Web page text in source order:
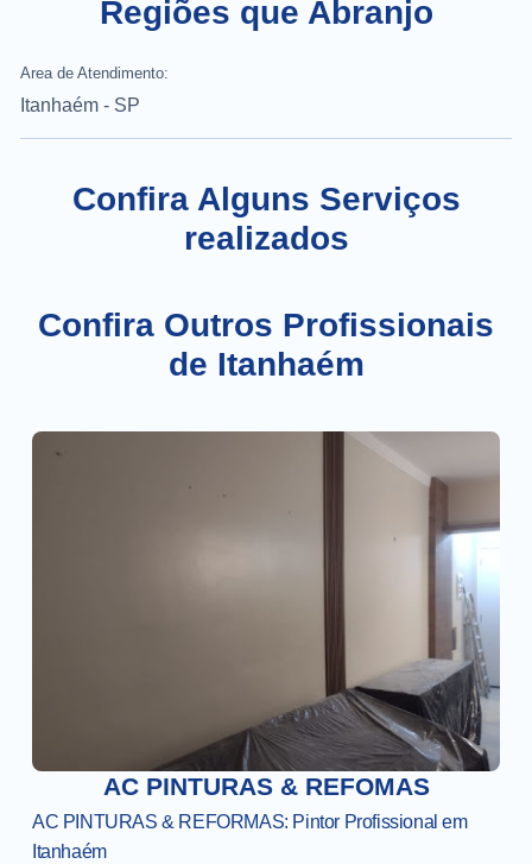
Regiões que Abranjo
Area de Atendimento:
Itanhaém - SP
Confira Alguns Serviços
realizados
Confira Outros Profissionais
de Itanhaém
AC PINTURAS & REFOMAS
AC PINTURAS & REFORMAS: Pintor Profissional em
Itanhaém